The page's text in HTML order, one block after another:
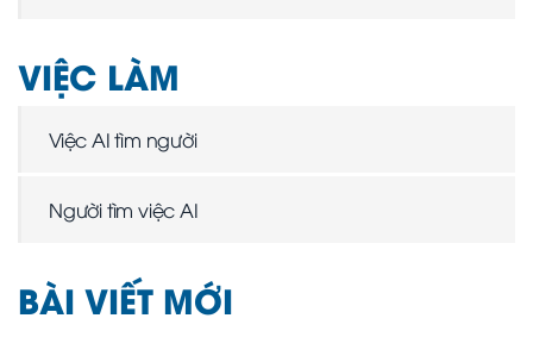
VIỆC LÀM
Việc AI tìm người
Người tìm việc AI
BÀI VIẾT MỚI